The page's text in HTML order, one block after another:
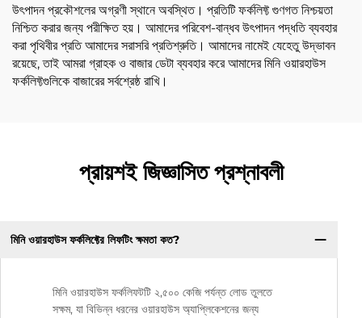
উৎপাদন প্রকৌশলের অগ্রণী স্থানে অবস্থিত। প্রতিটি ফর্কলিফ্ট গুণগত নিশ্চয়তা
নিশ্চিত করার জন্য পরীক্ষিত হয়। আমাদের পরিবেশ-বান্ধব উৎপাদন পদ্ধতি ব্যবহার
করা পৃথিবীর প্রতি আমাদের সরাসরি প্রতিশ্রুতি। আমাদের নামেই যেহেতু উদ্ভাবন
রয়েছে, তাই আমরা গ্রাহক ও বাজার ডেটা ব্যবহার করে আমাদের মিনি ওয়ারহাউস
ফর্কলিফ্টগুলিকে বাজারের সর্বশ্রেষ্ঠ রাখি।
প্রায়শই জিজ্ঞাসিত প্রশ্নাবলী
মিনি ওয়ারহাউস ফর্কলিফ্টের লিফটিং ক্ষমতা কত?
মিনি ওয়ারহাউস ফর্কলিফটটি ২,৫০০ কেজি পর্যন্ত লোড তুলতে
সক্ষম, যা বিভিন্ন ধরনের ওয়ারহাউস অ্যাপ্লিকেশনের জন্য